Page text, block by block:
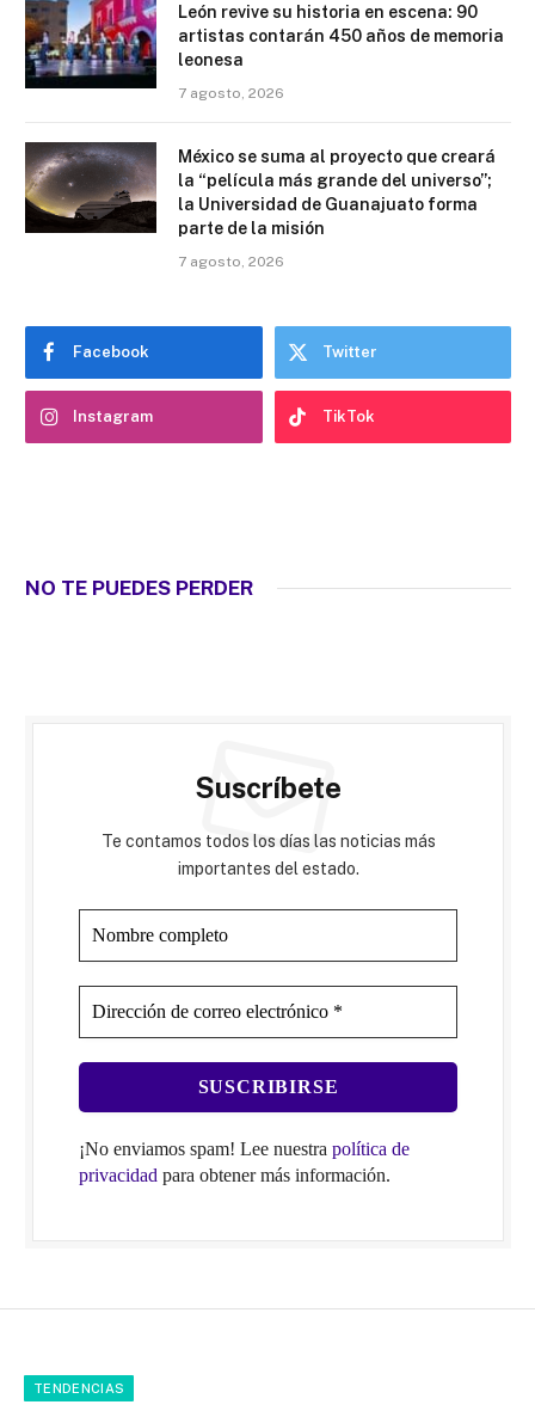
León revive su historia en escena: 90
artistas contarán 450 años de memoria
leonesa
7 agosto, 2026
México se suma al proyecto que creará
la “película más grande del universo”;
la Universidad de Guanajuato forma
parte de la misión
7 agosto, 2026
Facebook Twitter
Instagram TikTok
NO TE PUEDES PERDER
Suscríbete
Te contamos todos los días las noticias más
importantes del estado.
¡No enviamos spam! Lee nuestra política de
privacidad para obtener más información.
TENDENCIAS